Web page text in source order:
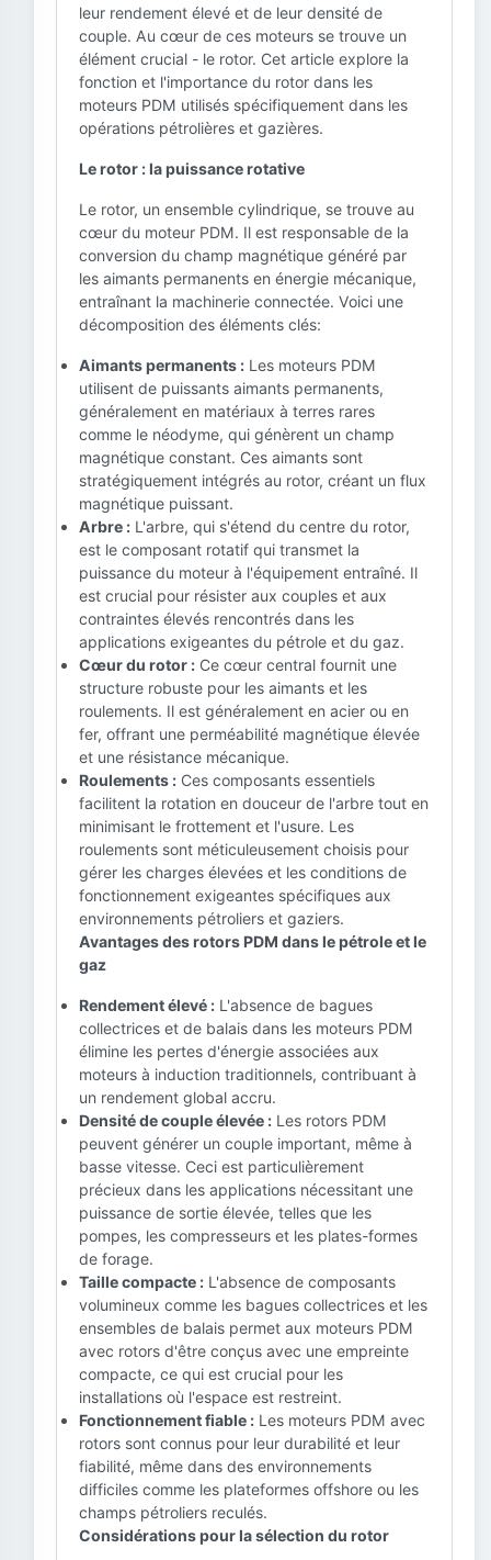
leur rendement élevé et de leur densité de
couple. Au cœur de ces moteurs se trouve un
élément crucial - le rotor. Cet article explore la
fonction et l'importance du rotor dans les
moteurs PDM utilisés spécifiquement dans les
opérations pétrolières et gazières.
Le rotor : la puissance rotative
Le rotor, un ensemble cylindrique, se trouve au
cœur du moteur PDM. Il est responsable de la
conversion du champ magnétique généré par
les aimants permanents en énergie mécanique,
entraînant la machinerie connectée. Voici une
décomposition des éléments clés:
Aimants permanents : Les moteurs PDM
utilisent de puissants aimants permanents,
généralement en matériaux à terres rares
comme le néodyme, qui génèrent un champ
magnétique constant. Ces aimants sont
stratégiquement intégrés au rotor, créant un flux
magnétique puissant.
Arbre : L'arbre, qui s'étend du centre du rotor,
est le composant rotatif qui transmet la
puissance du moteur à l'équipement entraîné. Il
est crucial pour résister aux couples et aux
contraintes élevés rencontrés dans les
applications exigeantes du pétrole et du gaz.
Cœur du rotor : Ce cœur central fournit une
structure robuste pour les aimants et les
roulements. Il est généralement en acier ou en
fer, offrant une perméabilité magnétique élevée
et une résistance mécanique.
Roulements : Ces composants essentiels
facilitent la rotation en douceur de l'arbre tout en
minimisant le frottement et l'usure. Les
roulements sont méticuleusement choisis pour
gérer les charges élevées et les conditions de
fonctionnement exigeantes spécifiques aux
environnements pétroliers et gaziers.
Avantages des rotors PDM dans le pétrole et le
gaz
Rendement élevé : L'absence de bagues
collectrices et de balais dans les moteurs PDM
élimine les pertes d'énergie associées aux
moteurs à induction traditionnels, contribuant à
un rendement global accru.
Densité de couple élevée : Les rotors PDM
peuvent générer un couple important, même à
basse vitesse. Ceci est particulièrement
précieux dans les applications nécessitant une
puissance de sortie élevée, telles que les
pompes, les compresseurs et les plates-formes
de forage.
Taille compacte : L'absence de composants
volumineux comme les bagues collectrices et les
ensembles de balais permet aux moteurs PDM
avec rotors d'être conçus avec une empreinte
compacte, ce qui est crucial pour les
installations où l'espace est restreint.
Fonctionnement fiable : Les moteurs PDM avec
rotors sont connus pour leur durabilité et leur
fiabilité, même dans des environnements
difficiles comme les plateformes offshore ou les
champs pétroliers reculés.
Considérations pour la sélection du rotor